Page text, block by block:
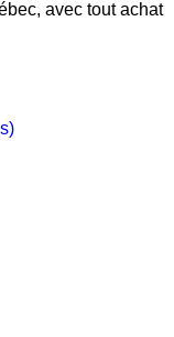
avec tout achat